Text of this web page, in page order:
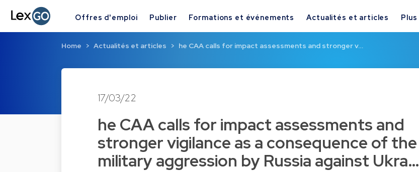
Offres d'emploi Publier Formations et événements Actualités et articles Plus
Home Actualités et articles he CAA calls for impact assessments and stronger v…
17/03/22
he CAA calls for impact assessments and
stronger vigilance as a consequence of the
military aggression by Russia against Ukra…